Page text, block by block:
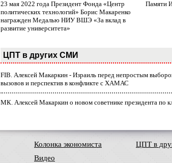
23 мая 2022 года Президент Фонда «Центр
политических технологий» Борис Макаренко
награжден Медалью НИУ ВШЭ «За вклад в
развитие университета»
Памяти
ЦПТ в других СМИ
FIB. Алексей Макаркин - Израиль перед непростым
вызовов и перспектив в конфликте с ХАМАС
МК. Алексей Макаркин о новом советнике президента по
Колонка экономиста
Видео
ЦПТ в